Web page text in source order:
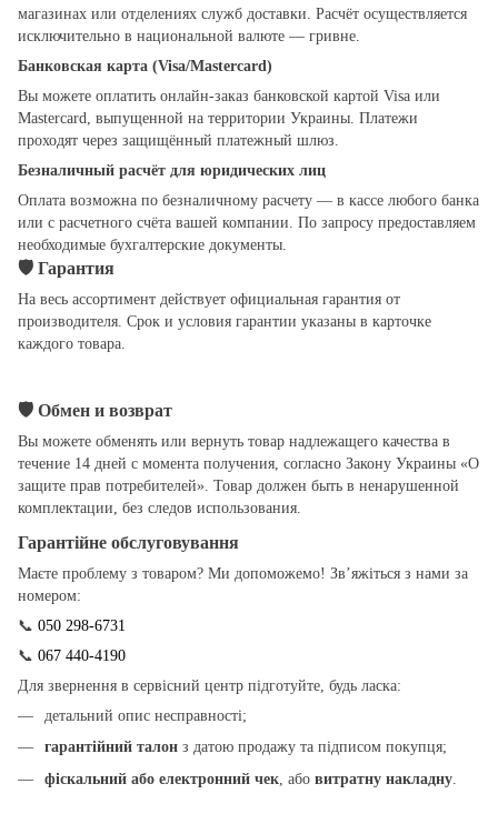
магазинах или отделениях служб доставки. Расчёт осуществляется
исключительно в национальной валюте — гривне.
Банковская карта (Visa/Mastercard)
Вы можете оплатить онлайн-заказ банковской картой Visa или
Mastercard, выпущенной на территории Украины. Платежи
проходят через защищённый платежный шлюз.
Безналичный расчёт для юридических лиц
Оплата возможна по безналичному расчету — в кассе любого банка
или с расчетного счёта вашей компании. По запросу предоставляем
необходимые бухгалтерские документы.
🛡 Гарантия
На весь ассортимент действует официальная гарантия от
производителя. Срок и условия гарантии указаны в карточке
каждого товара.
🛡 Обмен и возврат
Вы можете обменять или вернуть товар надлежащего качества в
течение 14 дней с момента получения, согласно Закону Украины «О
защите прав потребителей». Товар должен быть в ненарушенной
комплектации, без следов использования.
Гарантійне обслуговування
Маєте проблему з товаром? Ми допоможемо! Зв’яжіться з нами за
номером:
📞 050 298-6731
📞 067 440-4190
Для звернення в сервісний центр підготуйте, будь ласка:
детальний опис несправності;
гарантійний талон з датою продажу та підписом покупця;
фіскальний або електронний чек , або витратну накладну